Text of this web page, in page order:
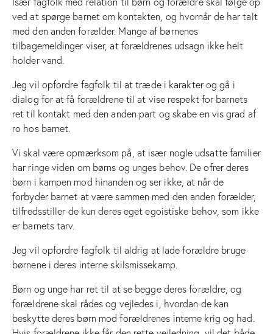
ved at spørge barnet om kontakten, og hvornår de har talt
med den anden forælder. Mange af børnenes
tilbagemeldinger viser, at forældrenes udsagn ikke helt
holder vand.
Jeg vil opfordre fagfolk til at træde i karakter og gå i
dialog for at få forældrene til at vise respekt for barnets
ret til kontakt med den anden part og skabe en vis grad af
ro hos barnet.
Vi skal være opmærksom på, at især nogle udsatte familier
har ringe viden om børns og unges behov. De ofrer deres
børn i kampen mod hinanden og ser ikke, at når de
forbyder barnet at være sammen med den anden forælder,
tilfredsstiller de kun deres eget egoistiske behov, som ikke
er barnets tarv.
Jeg vil opfordre fagfolk til aldrig at lade forældre bruge
børnene i deres interne skilsmissekamp.
Børn og unge har ret til at se begge deres forældre, og
forældrene skal rådes og vejledes i, hvordan de kan
beskytte deres børn mod forældrenes interne krig og had.